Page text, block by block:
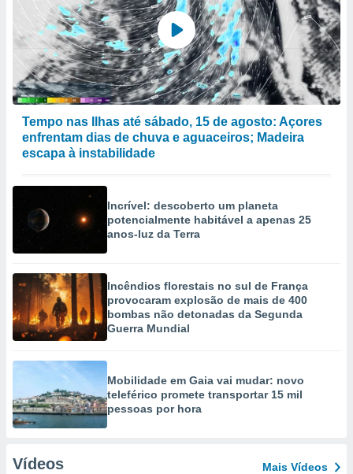
Tempo nas Ilhas até sábado, 15 de agosto: Açores
enfrentam dias de chuva e aguaceiros; Madeira
escapa à instabilidade
Incrível: descoberto um planeta
potencialmente habitável a apenas 25
anos-luz da Terra
Incêndios florestais no sul de França
provocaram explosão de mais de 400
bombas não detonadas da Segunda
Guerra Mundial
Mobilidade em Gaia vai mudar: novo
teleférico promete transportar 15 mil
pessoas por hora
Vídeos Mais Vídeos